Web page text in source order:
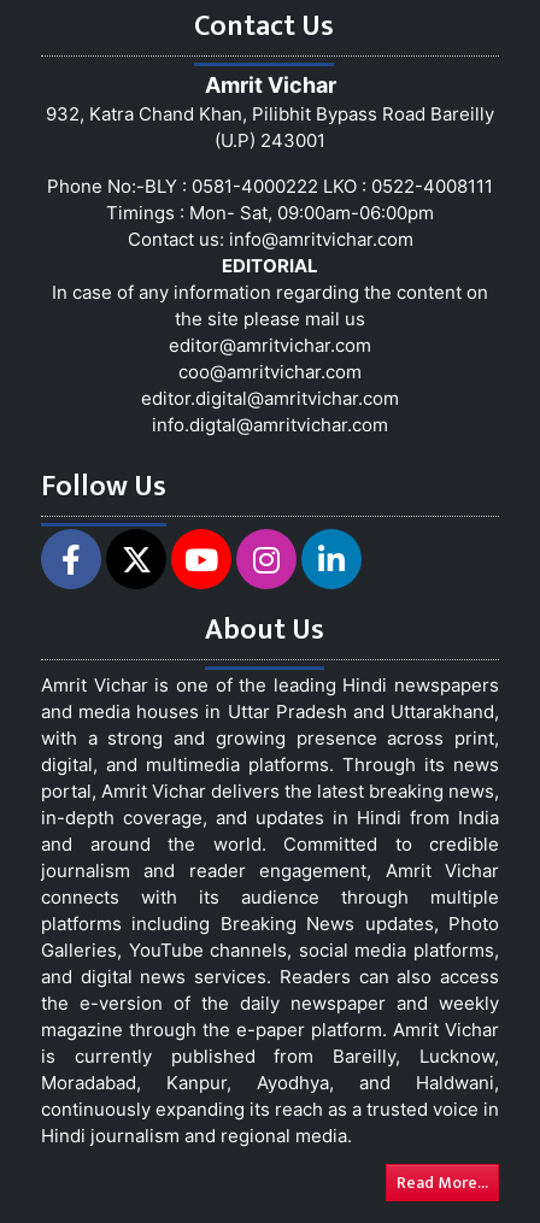
Contact Us
Amrit Vichar
932, Katra Chand Khan, Pilibhit Bypass Road Bareilly
(U.P) 243001
Phone No:-BLY : 0581-4000222 LKO : 0522-4008111
Timings : Mon- Sat, 09:00am-06:00pm
Contact us: info@amritvichar.com
EDITORIAL
In case of any information regarding the content on
the site please mail us
editor@amritvichar.com
coo@amritvichar.com
editor.digital@amritvichar.com
info.digtal@amritvichar.com
Follow Us
About Us
Amrit Vichar is one of the leading Hindi newspapers
and media houses in Uttar Pradesh and Uttarakhand,
with a strong and growing presence across print,
digital, and multimedia platforms. Through its news
portal, Amrit Vichar delivers the latest breaking news,
in-depth coverage, and updates in Hindi from India
and around the world. Committed to credible
journalism and reader engagement, Amrit Vichar
connects with its audience through multiple
platforms including Breaking News updates, Photo
Galleries, YouTube channels, social media platforms,
and digital news services. Readers can also access
the e-version of the daily newspaper and weekly
magazine through the e-paper platform. Amrit Vichar
is currently published from Bareilly, Lucknow,
Moradabad, Kanpur, Ayodhya, and Haldwani,
continuously expanding its reach as a trusted voice in
Hindi journalism and regional media.
Read More...